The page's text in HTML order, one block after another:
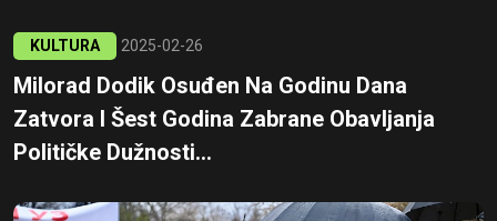
KULTURA 2025-02-26
Milorad Dodik Osuđen Na Godinu Dana
Zatvora I Šest Godina Zabrane Obavljanja
Političke Dužnosti...